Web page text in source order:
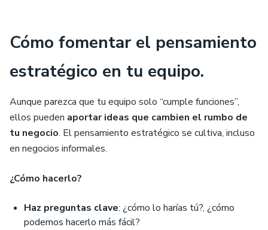
Cómo fomentar el pensamiento
estratégico en tu equipo.
Aunque parezca que tu equipo solo “cumple funciones”,
ellos pueden aportar ideas que cambien el rumbo de
tu negocio. El pensamiento estratégico se cultiva, incluso
en negocios informales.
¿Cómo hacerlo?
Haz preguntas clave: ¿cómo lo harías tú?, ¿cómo
podemos hacerlo más fácil?